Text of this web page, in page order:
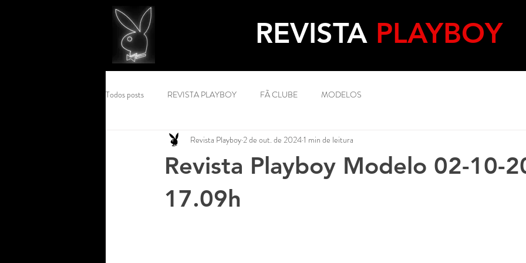
REVISTA PLAYBOY
Todos posts REVISTA PLAYBOY FÃ CLUBE MODELOS
Revista Playboy Modelo 02-10-
17.09h
Revista Playboy 2 de out. de 20241 min de leitura